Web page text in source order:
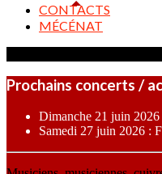
CONTACTS
MÉCÉNAT
Prochains concerts /
Dimanche 21 juin
Samedi 27 juin 2026 :